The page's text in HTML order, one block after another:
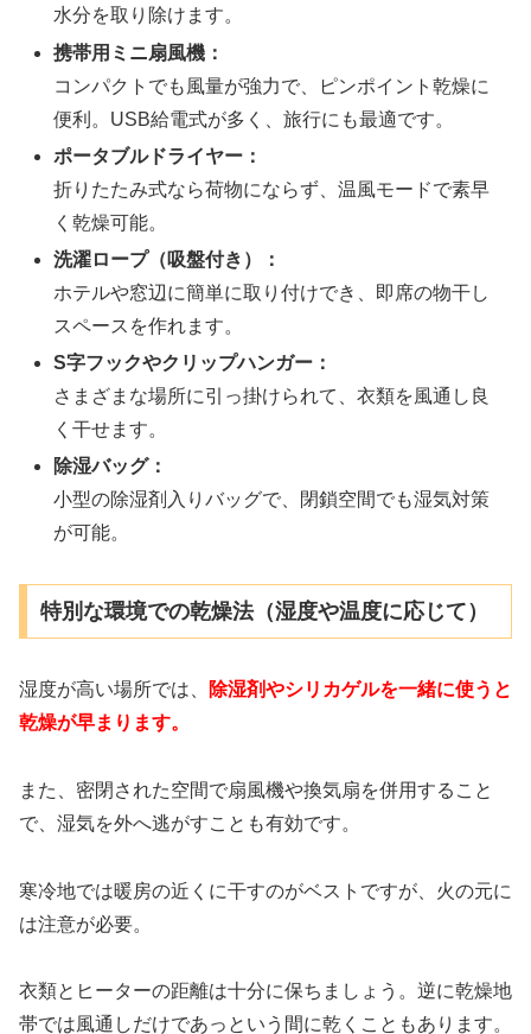
水分を取り除けます。
携帯用ミニ扇風機：
コンパクトでも風量が強力で、ピンポイント乾燥に
便利。USB給電式が多く、旅行にも最適です。
ポータブルドライヤー：
折りたたみ式なら荷物にならず、温風モードで素早
く乾燥可能。
洗濯ロープ（吸盤付き）：
ホテルや窓辺に簡単に取り付けでき、即席の物干し
スペースを作れます。
S字フックやクリップハンガー：
さまざまな場所に引っ掛けられて、衣類を風通し良
く干せます。
除湿バッグ：
小型の除湿剤入りバッグで、閉鎖空間でも湿気対策
が可能。
特別な環境での乾燥法（湿度や温度に応じて）
湿度が高い場所では、
除湿剤やシリカゲルを一緒に使うと
乾燥が早まります。
また、密閉された空間で扇風機や換気扇を併用すること
で、湿気を外へ逃がすことも有効です。
寒冷地では暖房の近くに干すのがベストですが、火の元に
は注意が必要。
衣類とヒーターの距離は十分に保ちましょう。逆に乾燥地
帯では風通しだけであっという間に乾くこともあります。